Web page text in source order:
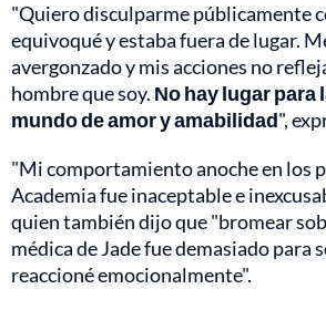
"Quiero disculparme públicamente
equivoqué y estaba fuera de lugar.
avergonzado y mis acciones no
hombre que soy. No hay lugar para
mundo de amor y amabilidad",
"Mi comportamiento anoche en los
Academia fue inaceptable e
quien también dijo que "bromear
médica de Jade fue demasiado para
reaccioné emocionalmente".